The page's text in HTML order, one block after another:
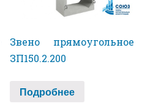
Звено прямоугольное
ЗП150.2.200
Подробнее